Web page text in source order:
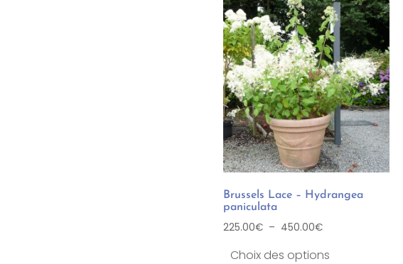
Brussels Lace – Hydrangea
paniculata
225.00€ – 450.00€
Choix des options